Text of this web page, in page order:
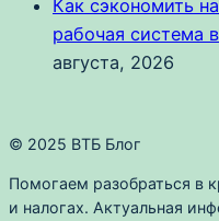
Как сэкономить
рабочая система
августа, 2026
© 2025 ВТБ Блог
Помогаем разобраться в
и налогах. Актуальная